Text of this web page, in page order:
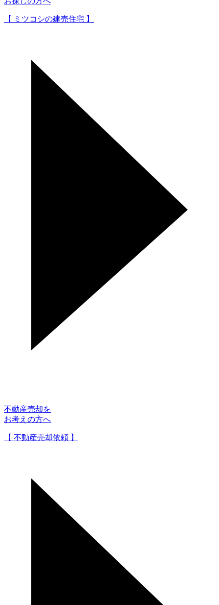
【 ミツコシの建売住宅 】
不動産売却を
お考えの方へ
【 不動産売却依頼 】